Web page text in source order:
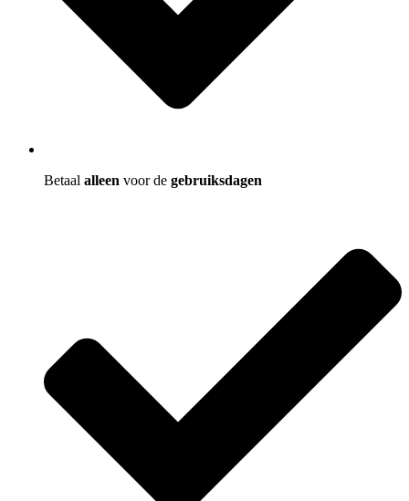
Betaal alleen voor de gebruiksdagen